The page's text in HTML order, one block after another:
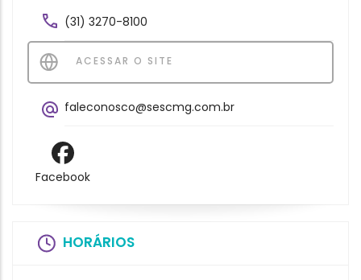
(31) 3270-8100
ACESSAR O SITE
faleconosco@sescmg.com.br
Facebook
HORÁRIOS